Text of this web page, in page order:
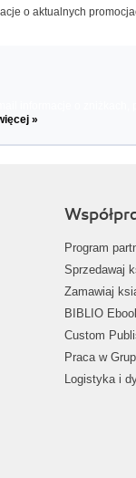
o aktualnych
»
Program
Sprzedawaj
Zamawiaj
BIBLIO
Custom
Praca w
Logistyka i